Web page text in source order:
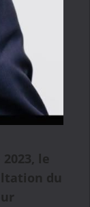
le
du